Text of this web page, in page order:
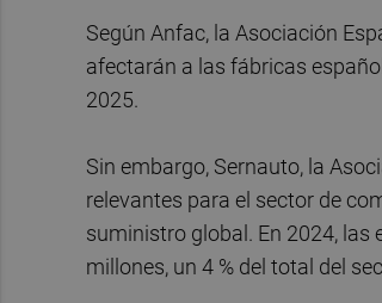
Según Anfac, la Asociación
afectarán a las fábricas
2025.
Sin embargo, Sernauto, la
relevantes para el sector de
suministro global. En 2024, las
millones, un 4 % del total del